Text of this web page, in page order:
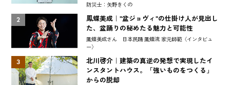
防災士：矢野きくの
2
鳳蝶美成｜"盆ジョヴィ"の仕掛け人が見出し
た、盆踊りの秘めたる魅力と可能性
鳳蝶美成さん 日本民踊 鳳蝶流 家元師範〈インタビュ
ー〉
3
北川啓介｜建築の真逆の発想で実現したイ
ンスタントハウス。「強いものをつくる」
からの脱却